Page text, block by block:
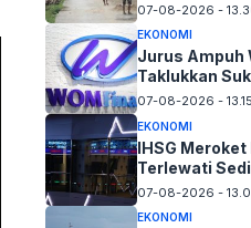
07-08-2026 -
EKONOMI
Jurus Ampuh
Taklukkan
07-08-2026 - 13.15
EKONOMI
IHSG
Terlewati
07-08-2026 -
EKONOMI